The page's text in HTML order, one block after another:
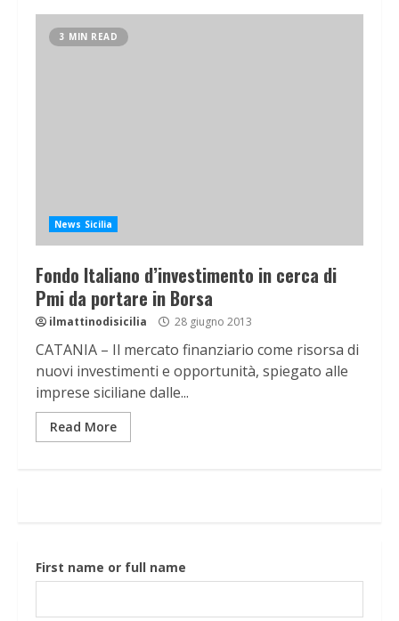
3 MIN READ
News Sicilia
Fondo Italiano d’investimento in cerca di
Pmi da portare in Borsa
ilmattinodisicilia 28 giugno 2013
CATANIA – Il mercato finanziario come risorsa di
nuovi investimenti e opportunità, spiegato alle
imprese siciliane dalle...
Read More
First name or full name